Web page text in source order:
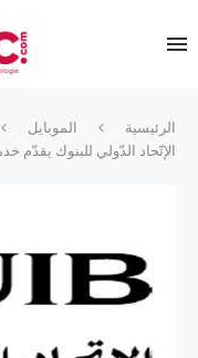
الرئيسية
الموبايل
الإتّحاد الدّولي للبنوك يقدّم